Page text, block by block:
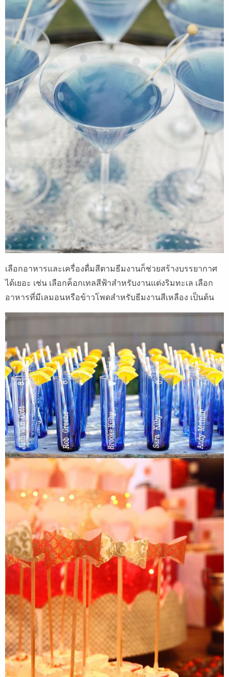
เลือกอาหารและเครื่องดื่มสีตามธีมงานก็ช่วยสร้างบรรยากาศ
ได้เยอะ เช่น เลือกค็อกเทลสีฟ้าสำหรับงานแต่งริมทะเล เลือก
อาหารที่มีเลมอนหรือข้าวโพดสำหรับธีมงานสีเหลือง เป็นต้น